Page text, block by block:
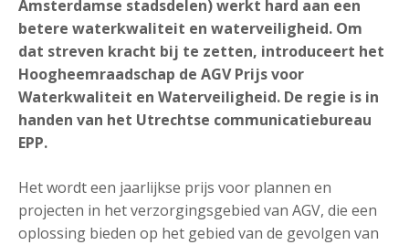
Amsterdamse stadsdelen) werkt hard aan een
betere waterkwaliteit en waterveiligheid. Om
dat streven kracht bij te zetten, introduceert het
Hoogheemraadschap de AGV Prijs voor
Waterkwaliteit en Waterveiligheid. De regie is in
handen van het Utrechtse communicatiebureau
EPP.
Het wordt een jaarlijkse prijs voor plannen en
projecten in het verzorgingsgebied van AGV, die een
oplossing bieden op het gebied van de gevolgen van